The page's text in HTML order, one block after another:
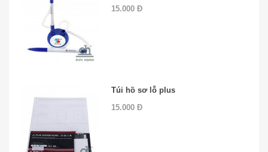
15.000 Đ
Túi hồ sơ lỗ plus
15.000 Đ